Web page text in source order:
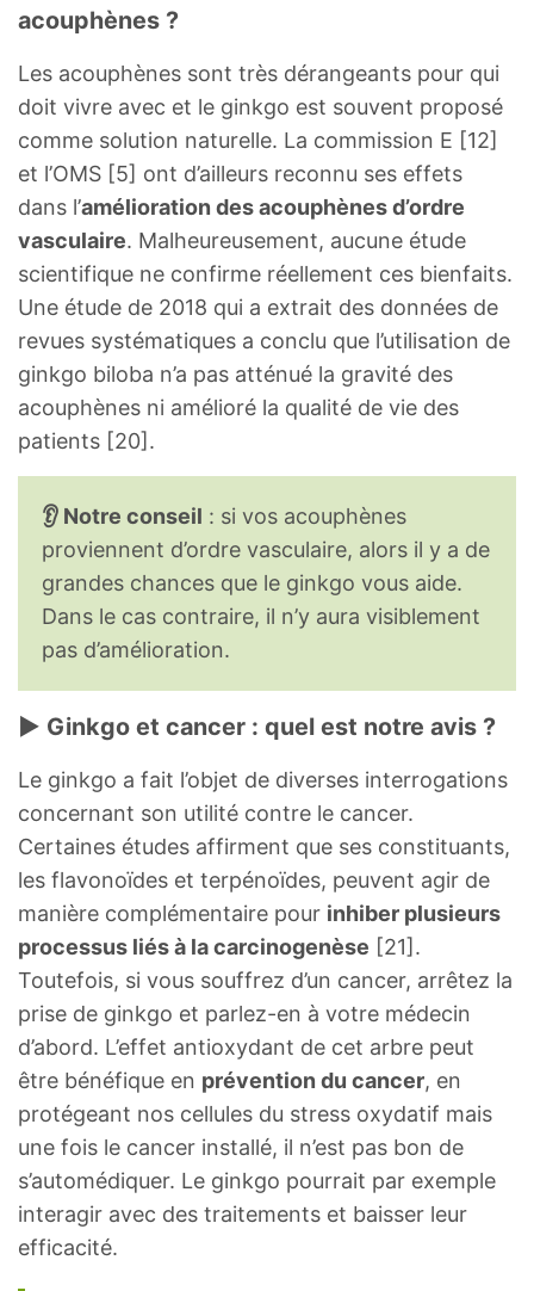
acouphènes ?
Les acouphènes sont très dérangeants pour qui
doit vivre avec et le ginkgo est souvent proposé
comme solution naturelle. La commission E [12]
et l’OMS [5] ont d’ailleurs reconnu ses effets
dans l’amélioration des acouphènes d’ordre
vasculaire. Malheureusement, aucune étude
scientifique ne confirme réellement ces bienfaits.
Une étude de 2018 qui a extrait des données de
revues systématiques a conclu que l’utilisation de
ginkgo biloba n’a pas atténué la gravité des
acouphènes ni amélioré la qualité de vie des
patients [20].
👂 Notre conseil : si vos acouphènes
proviennent d’ordre vasculaire, alors il y a de
grandes chances que le ginkgo vous aide.
Dans le cas contraire, il n’y aura visiblement
pas d’amélioration.
► Ginkgo et cancer : quel est notre avis ?
Le ginkgo a fait l’objet de diverses interrogations
concernant son utilité contre le cancer.
Certaines études affirment que ses constituants,
les flavonoïdes et terpénoïdes, peuvent agir de
manière complémentaire pour inhiber plusieurs
processus liés à la carcinogenèse [21].
Toutefois, si vous souffrez d’un cancer, arrêtez la
prise de ginkgo et parlez-en à votre médecin
d’abord. L’effet antioxydant de cet arbre peut
être bénéfique en prévention du cancer, en
protégeant nos cellules du stress oxydatif mais
une fois le cancer installé, il n’est pas bon de
s’automédiquer. Le ginkgo pourrait par exemple
interagir avec des traitements et baisser leur
efficacité.